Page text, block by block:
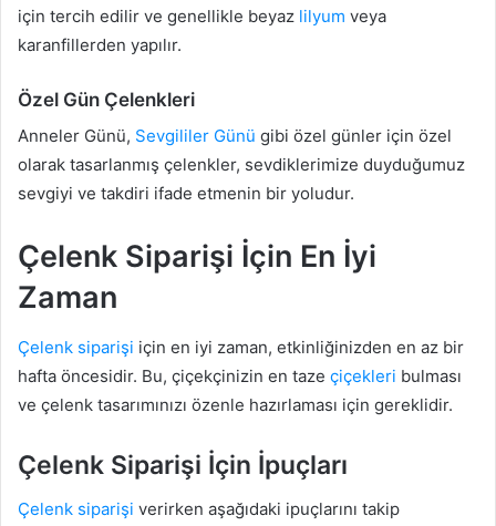
için tercih edilir ve genellikle beyaz lilyum veya
karanfillerden yapılır.
Özel Gün Çelenkleri
Anneler Günü, Sevgililer Günü gibi özel günler için özel
olarak tasarlanmış çelenkler, sevdiklerimize duyduğumuz
sevgiyi ve takdiri ifade etmenin bir yoludur.
Çelenk Siparişi İçin En İyi
Zaman
Çelenk siparişi için en iyi zaman, etkinliğinizden en az bir
hafta öncesidir. Bu, çiçekçinizin en taze çiçekleri bulması
ve çelenk tasarımınızı özenle hazırlaması için gereklidir.
Çelenk Siparişi İçin İpuçları
Çelenk siparişi verirken aşağıdaki ipuçlarını takip